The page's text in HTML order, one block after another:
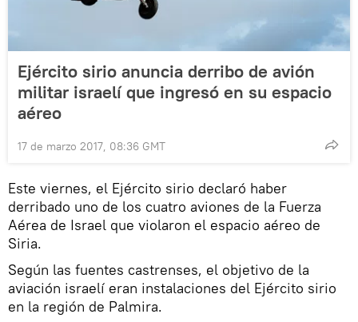
Ejército sirio anuncia derribo de avión
militar israelí que ingresó en su espacio
aéreo
17 de marzo 2017, 08:36 GMT
Este viernes, el Ejército sirio declaró haber
derribado uno de los cuatro aviones de la Fuerza
Aérea de Israel que violaron el espacio aéreo de
Siria.
Según las fuentes castrenses, el objetivo de la
aviación israelí eran instalaciones del Ejército sirio
en la región de Palmira.